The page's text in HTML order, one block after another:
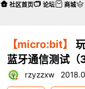
【micro:bit】
蓝牙通信测试（3
rzyzzxw
社区首页 论坛 商城